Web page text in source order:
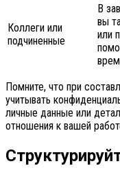
Коллеги или
подчиненные
В
вы
или
Помните, что при
учитывать
личные данные или
отношения к вашей